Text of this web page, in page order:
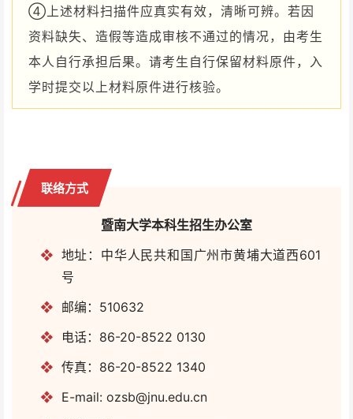
④上述材料扫描件应真实有效，清晰可辨。若因
资料缺失、造假等造成审核不通过的情况，由考生
本人自行承担后果。请考生自行保留材料原件，入
学时提交以上材料原件进行核验。
联络方式
暨南大学本科生招生办公室
❖ 地址：中华人民共和国广州市黄埔大道西601
号
❖
邮编：510632
❖
电话：86-20-8522 0130
❖ 传真：86-20-8522 1340
❖
E-mail: ozsb@jnu.edu.cn